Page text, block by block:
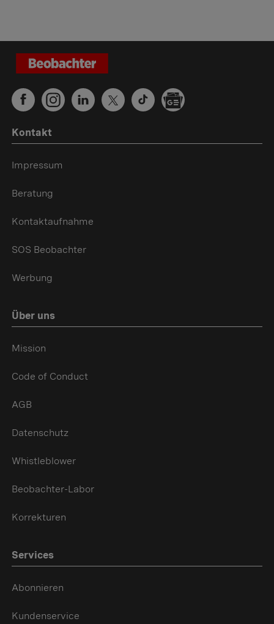
Kontakt
Impressum
Beratung
Kontaktaufnahme
SOS Beobachter
Werbung
Über uns
Mission
Code of Conduct
AGB
Datenschutz
Whistleblower
Beobachter-Labor
Korrekturen
Services
Abonnieren
Kundenservice